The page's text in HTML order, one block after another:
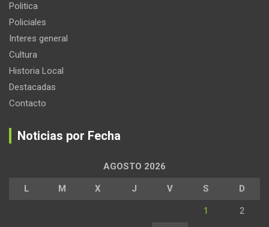
Politica
Policiales
Interes general
Cultura
Historia Local
Destacadas
Contacto
Noticias por Fecha
AGOSTO 2026
L M X J V S D
1 2